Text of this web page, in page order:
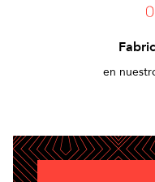
en